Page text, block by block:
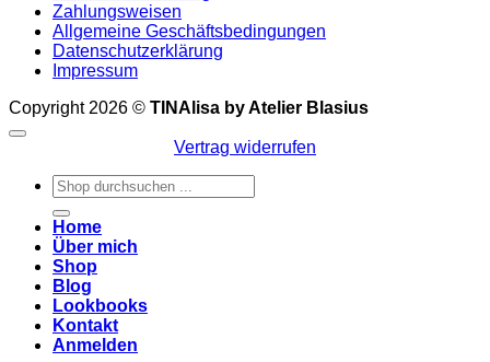
Zahlungsweisen
Allgemeine Geschäftsbedingungen
Datenschutzerklärung
Impressum
Copyright 2026 © TINAlisa by Atelier Blasius
Vertrag widerrufen
Suchen
nach:
Home
Über mich
Shop
Blog
Lookbooks
Kontakt
Anmelden